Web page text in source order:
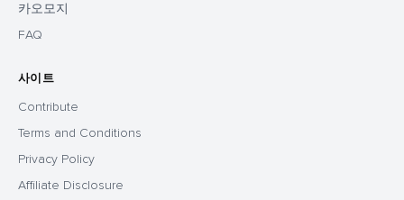
카오모지
FAQ
사이트
Contribute
Terms and Conditions
Privacy Policy
Affiliate Disclosure